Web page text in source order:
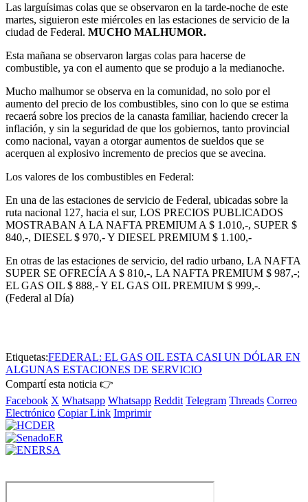
Las larguísimas colas que se observaron en la tarde-noche de este
martes, siguieron este miércoles en las estaciones de servicio de la
ciudad de Federal. MUCHO MALHUMOR.
Esta mañana se observaron largas colas para hacerse de
combustible, ya con el aumento que se produjo a la medianoche.
Mucho malhumor se observa en la comunidad, no solo por el
aumento del precio de los combustibles, sino con lo que se estima
recaerá sobre los precios de la canasta familiar, haciendo crecer la
inflación, y sin la seguridad de que los gobiernos, tanto provincial
como nacional, vayan a otorgar aumentos de sueldos que se
acerquen al explosivo incremento de precios que se avecina.
Los valores de los combustibles en Federal:
En una de las estaciones de servicio de Federal, ubicadas sobre la
ruta nacional 127, hacia el sur, LOS PRECIOS PUBLICADOS
MOSTRABAN A LA NAFTA PREMIUM A $ 1.010,-, SUPER $
840,-, DIESEL $ 970,- Y DIESEL PREMIUM $ 1.100,-
En otras de las estaciones de servicio, del radio urbano, LA NAFTA
SUPER SE OFRECÍA A $ 810,-, LA NAFTA PREMIUM $ 987,-;
EL GAS OIL $ 888,- Y EL GAS OIL PREMIUM $ 999,-.
(Federal al Día)
Etiquetas:FEDERAL: EL GAS OIL ESTA CASI UN DÓLAR EN
ALGUNAS ESTACIONES DE SERVICIO
Compartí esta noticia 👉
Facebook X Whatsapp Whatsapp Reddit Telegram Threads Correo
Electrónico Copiar Link Imprimir